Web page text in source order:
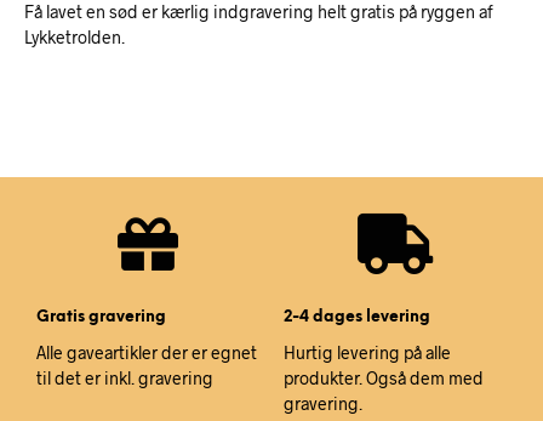
Få lavet en sød er kærlig indgravering helt gratis på ryggen af
Lykketrolden.
Gratis gravering
Alle gaveartikler der er egnet
til det er inkl. gravering
2-4 dages levering
Hurtig levering på alle
produkter. Også dem med
gravering.